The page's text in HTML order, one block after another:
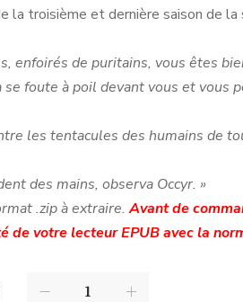
la troisième et dernière saison de la
enfoirés de puritains, vous êtes
se foute à poil devant vous et vous
les tentacules des humains de
des mains, observa Occyr.»
.zip à extraire.Avant de
de votre lecteur EPUB avec la